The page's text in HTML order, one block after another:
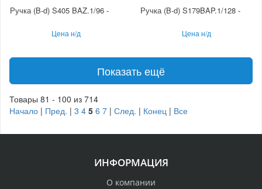
Ручка (B-d) S405 BAZ.1/96 -
Цена н/д
Ручка (B-d) S179BAP.1/128 -
Цена н/д
Показать ещё
Товары 81 - 100 из 714
Начало | Пред. | 3 4 5 6 7 | След. | Конец | Все
ИНФОРМАЦИЯ
О компании